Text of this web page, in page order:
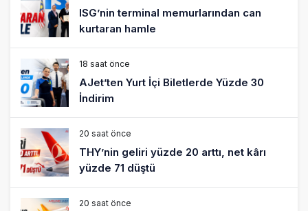
ISG’nin terminal memurlarından can
kurtaran hamle
18 saat önce
AJet’ten Yurt İçi Biletlerde Yüzde 30
İndirim
20 saat önce
THY’nin geliri yüzde 20 arttı, net kârı
yüzde 71 düştü
20 saat önce